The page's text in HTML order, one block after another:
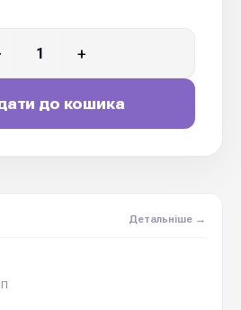
+
до кошика
Детальніше →